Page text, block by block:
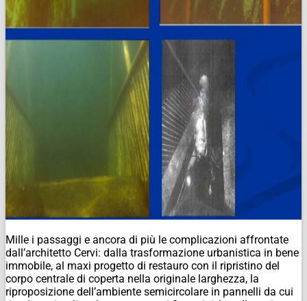
Mille i passaggi e ancora di più le complicazioni affrontate
dall’architetto Cervi: dalla trasformazione urbanistica in bene
immobile, al maxi progetto di restauro con il ripristino del
corpo centrale di coperta nella originale larghezza, la
riproposizione dell’ambiente semicircolare in pannelli da cui